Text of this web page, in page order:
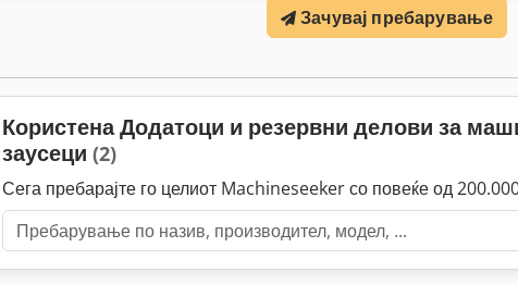
Зачувај пребарување
Користена Додатоци и резервни делови за
заусеци (2)
Сега пребарајте го целиот Machineseeker со повеќе од